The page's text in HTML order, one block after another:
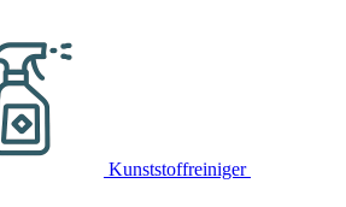
Kunststoffreiniger